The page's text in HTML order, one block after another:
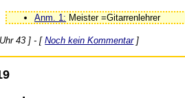
Anm. 1: Meister =Gitarrenlehrer
43 ] - [Noch kein Kommentar]